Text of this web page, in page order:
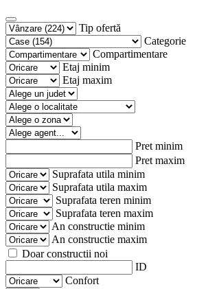
Tip ofertă
Categorie
Compartimentare
Etaj minim
Etaj maxim
Pret minim
Pret maxim
Suprafata utila minim
Suprafata utila maxim
Suprafata teren minim
Suprafata teren maxim
An constructie minim
An constructie maxim
Doar constructii noi
ID
Confort